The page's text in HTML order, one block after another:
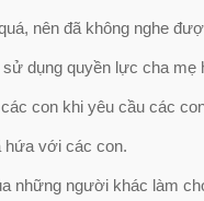
nên đã không nghe
dụng quyền lực cha
con khi yêu cầu các
với các con.
người khác làm